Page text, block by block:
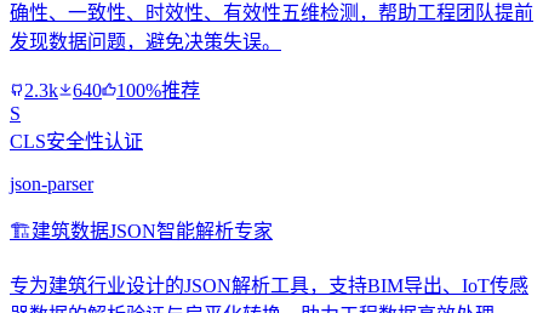
确性、一致性、时效性、有效性五维检测，帮助工程团队提前
发现数据问题，避免决策失误。
2.3k 640
100%推荐
S
CLS安全性认证
json-parser
🏗️建筑数据JSON智能解析专家
专为建筑行业设计的JSON解析工具，支持BIM导出、IoT传感